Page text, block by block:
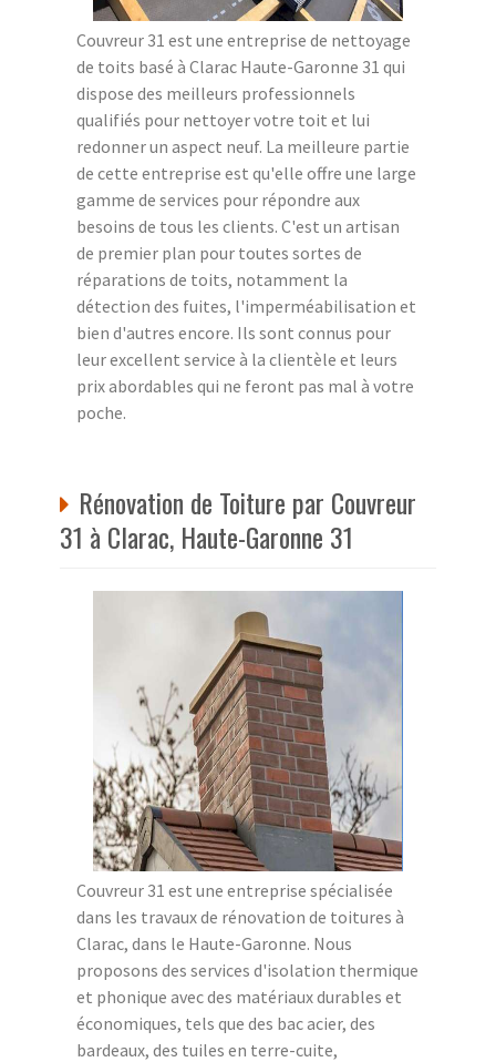
Couvreur 31 est une entreprise de nettoyage
de toits basé à Clarac Haute-Garonne 31 qui
dispose des meilleurs professionnels
qualifiés pour nettoyer votre toit et lui
redonner un aspect neuf. La meilleure partie
de cette entreprise est qu'elle offre une large
gamme de services pour répondre aux
besoins de tous les clients. C'est un artisan
de premier plan pour toutes sortes de
réparations de toits, notamment la
détection des fuites, l'imperméabilisation et
bien d'autres encore. Ils sont connus pour
leur excellent service à la clientèle et leurs
prix abordables qui ne feront pas mal à votre
poche.
Rénovation de Toiture par Couvreur
31 à Clarac, Haute-Garonne 31
Couvreur 31 est une entreprise spécialisée
dans les travaux de rénovation de toitures à
Clarac, dans le Haute-Garonne. Nous
proposons des services d'isolation thermique
et phonique avec des matériaux durables et
économiques, tels que des bac acier, des
bardeaux, des tuiles en terre-cuite,